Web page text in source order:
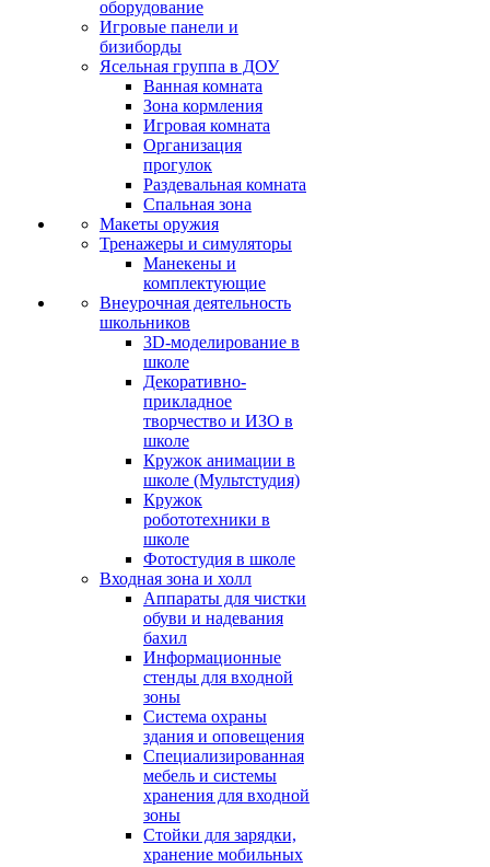
оборудование
Игровые панели и
бизиборды
Ясельная группа в ДОУ
Ванная комната
Зона кормления
Игровая комната
Организация
прогулок
Раздевальная комната
Спальная зона
Макеты оружия
Тренажеры и симуляторы
Манекены и
комплектующие
Внеурочная деятельность
школьников
3D-моделирование в
школе
Декоративно-
прикладное
творчество и ИЗО в
школе
Кружок анимации в
школе (Мультстудия)
Кружок
робототехники в
школе
Фотостудия в школе
Входная зона и холл
Аппараты для чистки
обуви и надевания
бахил
Информационные
стенды для входной
зоны
Система охраны
здания и оповещения
Специализированная
мебель и системы
хранения для входной
зоны
Стойки для зарядки,
хранение мобильных